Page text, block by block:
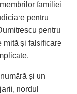
familiei
pentru
pentru
mită și falsificare
și un
nordul